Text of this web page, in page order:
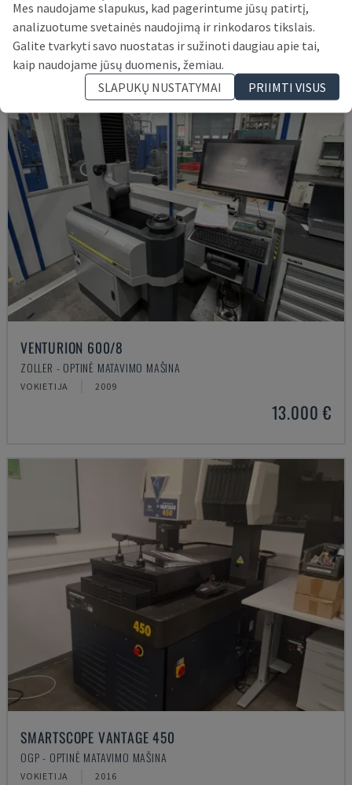
12.000 €
VENTURION 600/8
ZOLLER - OPTINĖ MATAVIMO MAŠINA
VOKIETIJA 2009
13.000 €
SMARTSCOPE VANTAGE 450
OGP - OPTINĖ MATAVIMO MAŠINA
VOKIETIJA 2016
Mes naudojame slapukus, kad pagerintume jūsų patirtį,
analizuotume svetainės naudojimą ir rinkodaros tikslais.
Galite tvarkyti savo nuostatas ir sužinoti daugiau apie tai,
kaip naudojame jūsų duomenis, žemiau.
SLAPUKŲ NUSTATYMAI
PRIIMTI VISUS